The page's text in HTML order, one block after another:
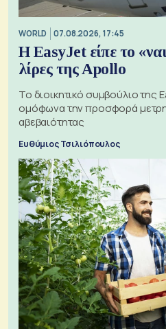
WORLD 07.08.2026, 17:45
Η EasyJet είπε το
λίρες της Apollo
Το διοικητικό συμβούλιο της
ομόφωνα την προσφορά
αβεβαιότητας
Ευθύμιος Τσιλιόπουλος